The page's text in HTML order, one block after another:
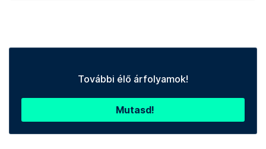
További élő árfolyamok!
Mutasd!